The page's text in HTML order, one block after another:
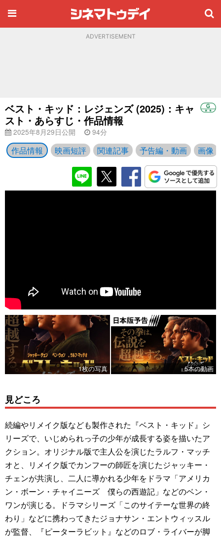
ADVERTISEMENT
ベスト・キッド：レジェンズ (2025)：キャ
スト・あらすじ・作品情報
2025年8月29日公開 94分
作品情報 映画短評 関連記事 予告編・動画 画像
1枚の写真 5本の動画
見どころ
続編やリメイク版なども製作された『ベスト・キッド』シ
リーズで、いじめられっ子の少年が成長する姿を描いたア
クション。オリジナル版で主人公を演じたラルフ・マッチ
オと、リメイク版でカンフーの師匠を演じたジャッキー・
チェンが共演し、二人に導かれる少年をドラマ「アメリカ
ン・ボーン・チャイニーズ 僕らの西遊記」などのベン・
ワンが演じる。ドラマシリーズ「このサイテーな世界の終
わり」などに携わってきたジョナサン・エントウィッスル
が監督、『ピーターラビット』などのロブ・ライバーが脚